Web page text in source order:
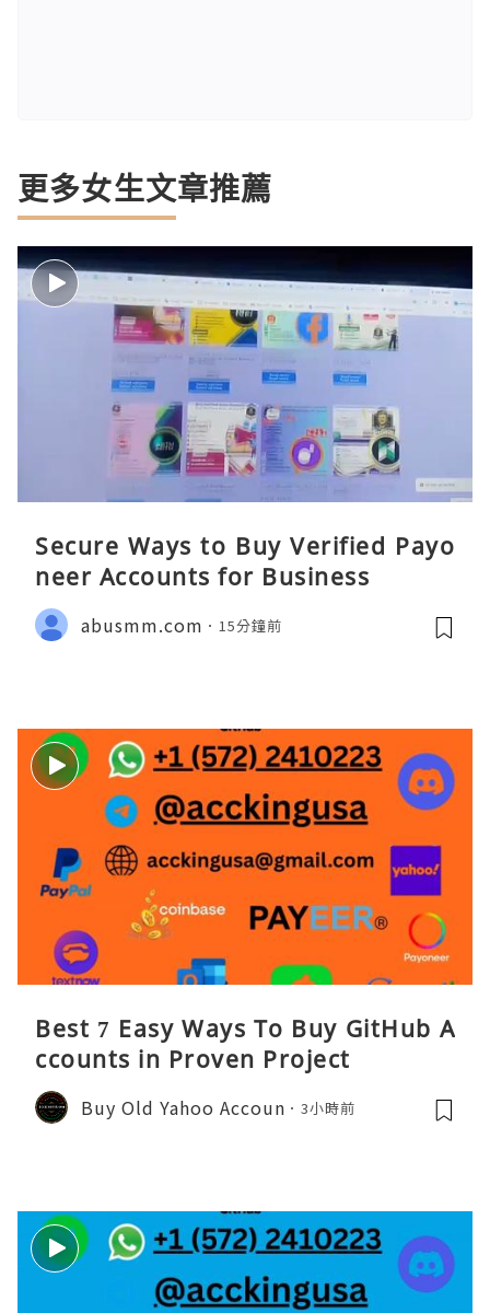
更多女生文章推薦
Secure Ways to Buy Verified Payo
neer Accounts for Business
abusmm.com 15分鐘前
Best 7 Easy Ways To Buy GitHub A
ccounts in Proven Project
Buy Old Yahoo Accoun 3小時前